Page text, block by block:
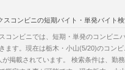
スコンビニの短期バイト・単発バイト
コンビニでは、短期・単発のコンビニ
ます。現在は栃木・小山(5/20)のコン
が掲載されています。 検索条件は、勤